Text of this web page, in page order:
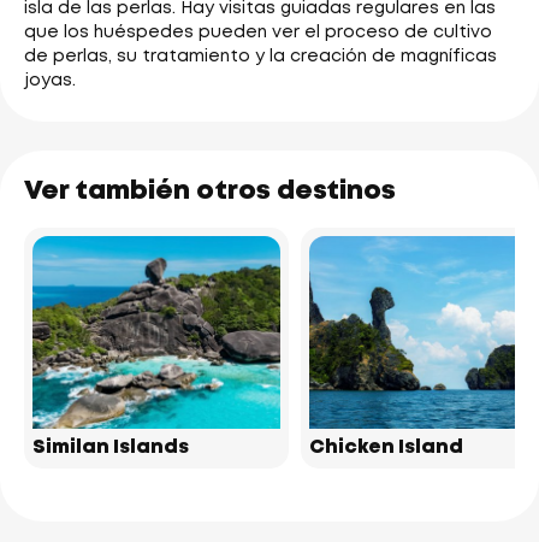
isla de las perlas. Hay visitas guiadas regulares en las
que los huéspedes pueden ver el proceso de cultivo
de perlas, su tratamiento y la creación de magníficas
joyas.
Ver también otros destinos
Similan Islands Chicken Island